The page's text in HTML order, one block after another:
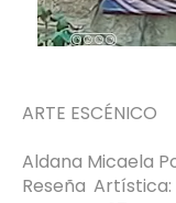
ARTE ESCÉNICO
Aldana Micaela
Reseña